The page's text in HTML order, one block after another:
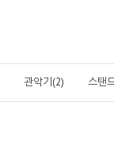
관악기(2) 스탠